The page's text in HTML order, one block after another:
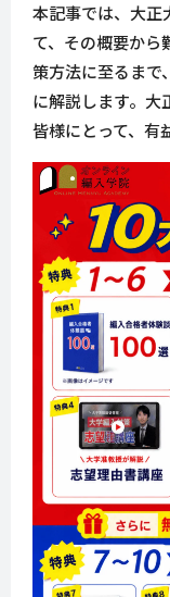
本記事では、大正
て、その概要から
策方法に至るまで
に解説します。大
皆様にとって、有